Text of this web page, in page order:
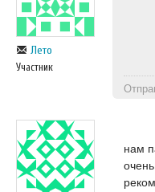
Лето
Участник
нам